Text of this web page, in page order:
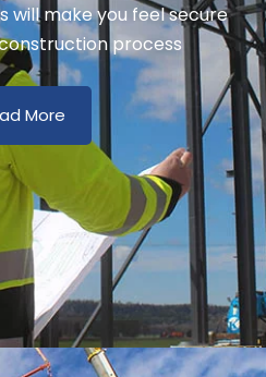
will make you feel secure
process
More